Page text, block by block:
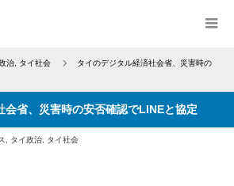
治 タイ社会
タイのデジタル経済社会省、災害時の
会省、災害時の安否確認でLINEと協定
タイ政治 タイ社会